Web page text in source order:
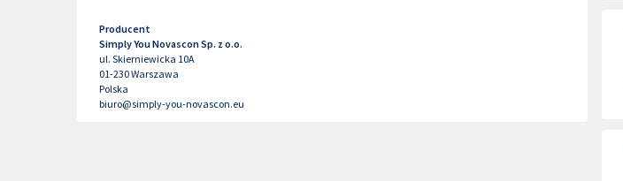
Producent
Simply You Novascon Sp. z o.o.
ul. Skierniewicka 10A
01-230Warszawa
Polska
biuro@simply-you-novascon.eu